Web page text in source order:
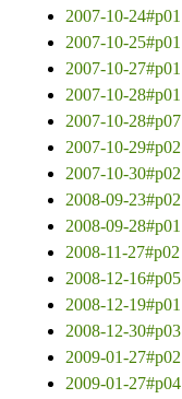
2007-10-24#p01
2007-10-25#p01
2007-10-27#p01
2007-10-28#p01
2007-10-28#p07
2007-10-29#p02
2007-10-30#p02
2008-09-23#p02
2008-09-28#p01
2008-11-27#p02
2008-12-16#p05
2008-12-19#p01
2008-12-30#p03
2009-01-27#p02
2009-01-27#p04